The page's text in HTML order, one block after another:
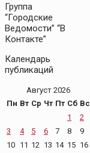
Группа
“Городские
Ведомости” “В
Контакте”
Календарь
публикаций
Август 2026
Пн Вт Ср Чт Пт Сб Вс
1
2
3
4 5 6 7 8
9
10 11 12 13 14 15 16